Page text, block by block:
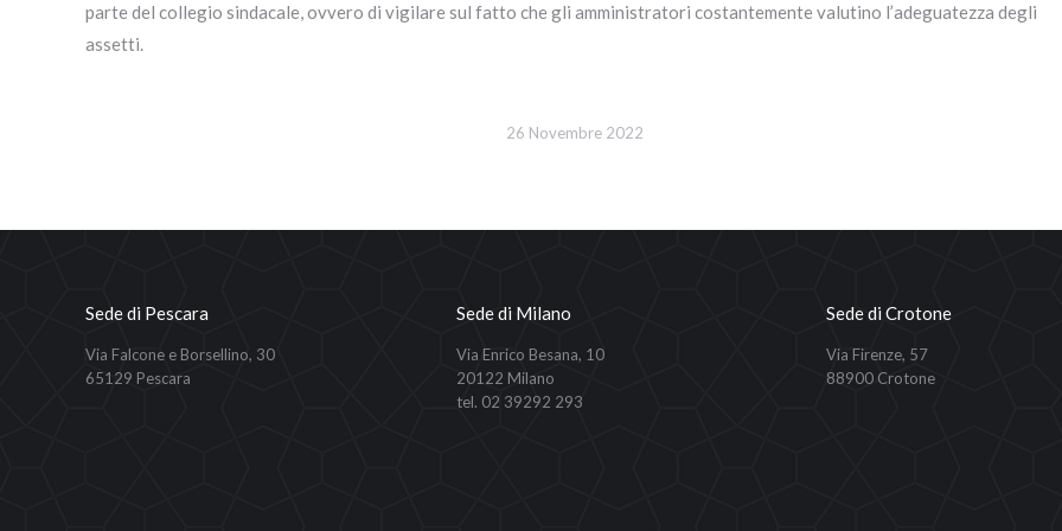
parte del collegio sindacale, ovvero di vigilare sul fatto che gli amministratori costantemente valutino l’adeguatezza degli
assetti.
26 Novembre 2022
Sede di Pescara
Via Falcone e Borsellino, 30
65129 Pescara
Sede di Milano
Via Enrico Besana, 10
20122 Milano
tel. 02 39292 293
Sede di Crotone
Via Firenze, 57
88900 Crotone